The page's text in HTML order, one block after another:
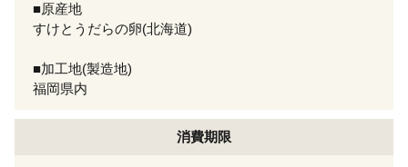
■原産地
すけとうだらの卵(北海道)
■加工地(製造地)
福岡県内
消費期限